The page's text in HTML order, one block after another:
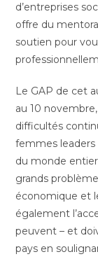
d’entreprises
offre du
soutien pour
Le GAP de cet
au 10
difficultés
femmes leaders
du monde
grands
économique et
également
peuvent – ​​et
pays en